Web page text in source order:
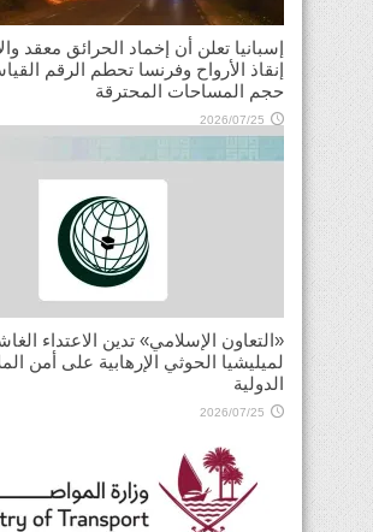
إسبانيا تعلن أن إخماد الحرائق معقد
إنقاذ الأرواح وفرنسا تحطم الرقم
حجم المساحات المحترقة
2026/07/25
«التعاون الإسلامي» تدين الاعتداء
لميليشيا الحوثي الإرهابية على أمن
الدولية
2026/07/25